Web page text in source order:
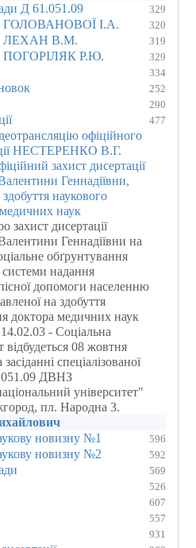
Д 61.051.09
329
ГОЛОВАНОВОЇ І.А. 320
ЛЕХАН В.М. 319
ПОГОРІЛЯК Р.Ю. 329
334
252
290
477
офіційного
НЕСТЕРЕНКО В.Г.
захист дисертації
Геннадіївни,
наукового
наук
захист дисертації
Геннадіївни на
обґрунтування
надання
допомоги населенню
на здобуття
доктора медичних наук
- Соціальна
08 жовтня
спеціалізованої
ДВНЗ
університет"
пл. Народна 3.
новизну №1
596
новизну №2 592
569
526
607
557
931